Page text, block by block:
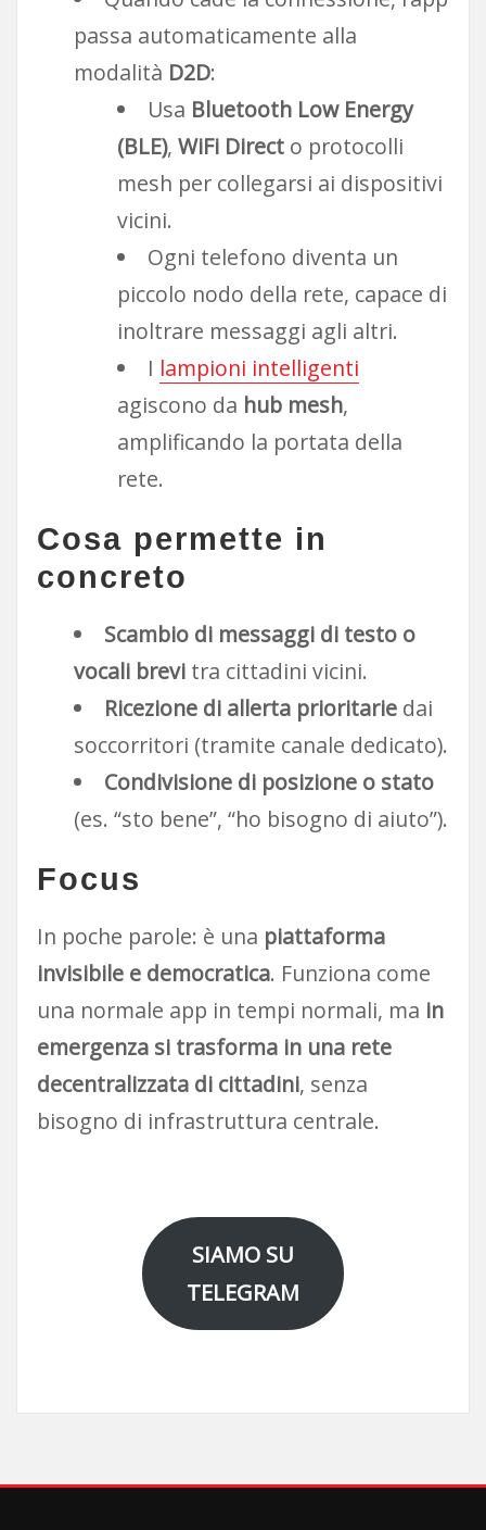
passa automaticamente alla
modalità D2D:
Usa Bluetooth Low Energy
(BLE),WiFi Direct o protocolli
mesh per collegarsi ai dispositivi
vicini.
Ogni telefono diventa un
piccolo nodo della rete, capace di
inoltrare messaggi agli altri.
I lampioni intelligenti
agiscono da hub mesh,
amplificando la portata della
rete.
Cosa permette in
concreto
Scambio di messaggi di testo o
vocali brevi tra cittadini vicini.
Ricezione di allerta prioritariedai
soccorritori (tramite canale dedicato).
Condivisione di posizione o stato
(es. “sto bene”, “ho bisogno di aiuto”).
Focus
In poche parole: è una piattaforma
invisibile e democratica. Funziona come
una normale app in tempi normali, ma in
emergenza si trasforma in una rete
decentralizzata di cittadini, senza
bisogno di infrastruttura centrale.
SIAMO SU
TELEGRAM